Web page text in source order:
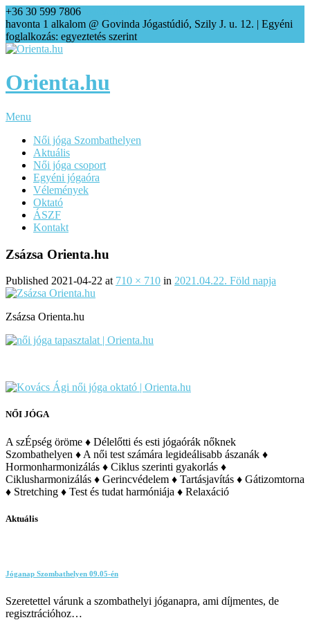
+36 30 599 7806
havonta 1 alkalom @ Govinda Jógastúdió, Szily J. u. 12. | Egyéni
foglalkozás: egyeztetés szerint
Orienta.hu
Menu
Női jóga Szombathelyen
Aktuális
Női jóga csoport
Egyéni jógaóra
Vélemények
Oktató
ÁSZF
Kontakt
Zsázsa Orienta.hu
Published 2021-04-22 at 710 × 710 in 2021.04.22. Föld napja
Zsázsa Orienta.hu
NŐI JÓGA
A szÉpség öröme ♦ Délelőtti és esti jógaórák nőknek
Szombathelyen ♦ A női test számára legideálisabb ászanák ♦
Hormonharmonizálás ♦ Ciklus szerinti gyakorlás ♦
Ciklusharmonizálás ♦ Gerincvédelem ♦ Tartásjavítás ♦ Gátizomtorna
♦ Stretching ♦ Test és tudat harmóniája ♦ Relaxáció
Aktuális
Jóganap Szombathelyen 09.05-én
Szeretettel várunk a szombathelyi jóganapra, ami díjmentes, de
regisztrációhoz…